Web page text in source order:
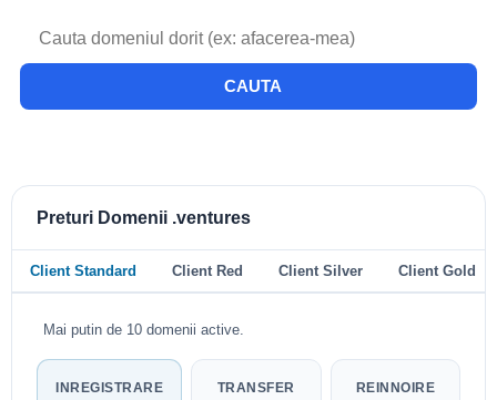
CAUTA
Preturi Domenii .ventures
Client Standard Client Red Client Silver Client Gold
Mai putin de 10 domenii active.
INREGISTRARE TRANSFER REINNOIRE